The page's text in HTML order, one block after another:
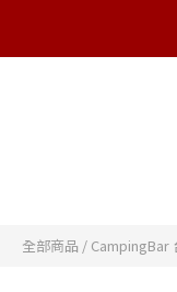
全部商品 / CampingBar